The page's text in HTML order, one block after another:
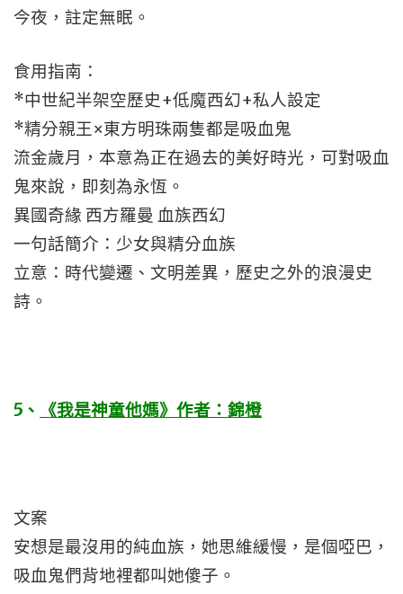
今夜，註定無眠。
食用指南：
*中世紀半架空歷史+低魔西幻+私人設定
*精分親王×東方明珠兩隻都是吸血鬼
流金歲月，本意為正在過去的美好時光，可對吸血
鬼來說，即刻為永恆。
異國奇緣 西方羅曼 血族西幻
一句話簡介：少女與精分血族
立意：時代變遷、文明差異，歷史之外的浪漫史
詩。
5 、 《我是神童他媽》作者：錦橙
文案
安想是最沒用的純血族，她思維緩慢，是個啞巴，
吸血鬼們背地裡都叫她傻子。